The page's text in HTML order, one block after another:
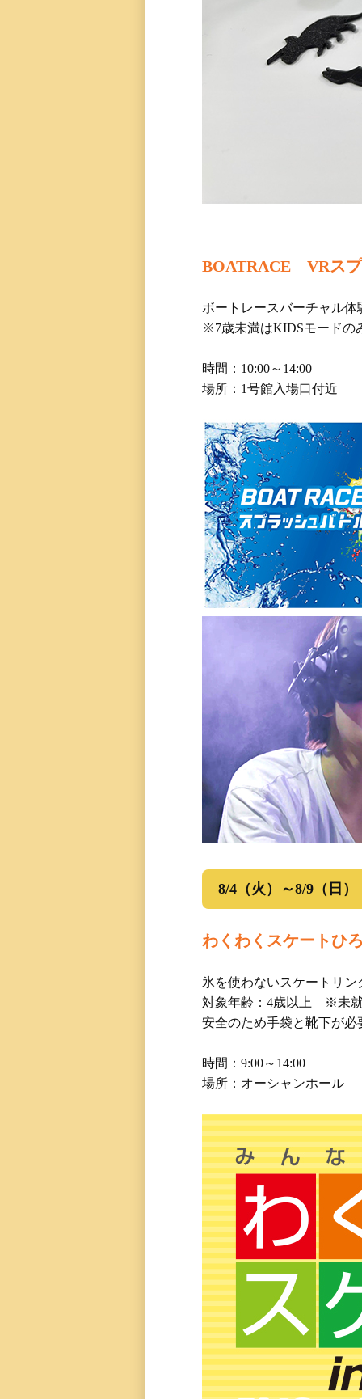
BOATRACE VRス
ボートレースバーチャル体
※7歳未満はKIDSモードの
時間：10:00～14:00
場所：1号館入場口付近
8/4（火）～8/9（日）
わくわくスケートひ
氷を使わないスケートリン
対象年齢：4歳以上 ※未就
安全のため手袋と靴下が
時間：9:00～14:00
場所：オーシャンホール